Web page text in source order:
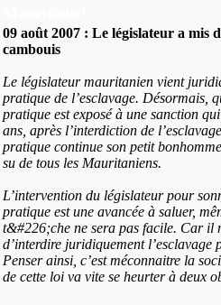
09 août 2007 : Le législateur a mis
cambouis
Le législateur mauritanien vient
pratique de l’esclavage. Désormais,
pratique est exposé à une sanction
ans, après l’interdiction de
pratique continue son petit
su de tous les Mauritaniens.
L’intervention du législateur pour
pratique est une avancée à saluer,
t&#226;che ne sera pas facile. Car il
d’interdire juridiquement l’esclavage
Penser ainsi, c’est méconnaitre la
de cette loi va vite se heurter à deux